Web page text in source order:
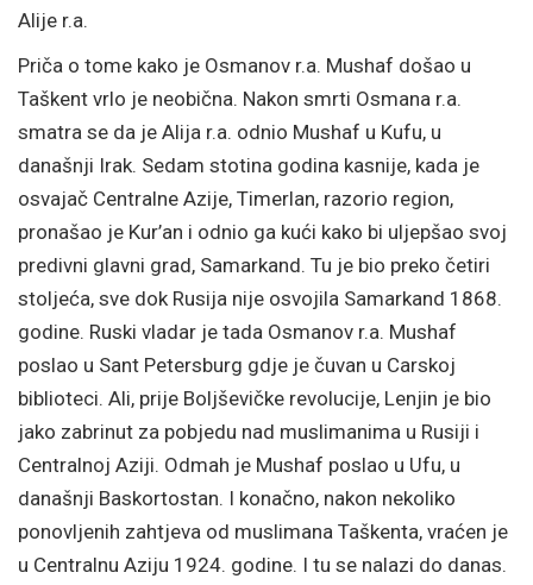
Alije r.a.
Priča o tome kako je Osmanov r.a. Mushaf došao u
Taškent vrlo je neobična. Nakon smrti Osmana r.a.
smatra se da je Alija r.a. odnio Mushaf u Kufu, u
današnji Irak. Sedam stotina godina kasnije, kada je
osvajač Centralne Azije, Timerlan, razorio region,
pronašao je Kur’an i odnio ga kući kako bi uljepšao svoj
predivni glavni grad, Samarkand. Tu je bio preko četiri
stoljeća, sve dok Rusija nije osvojila Samarkand 1868.
godine. Ruski vladar je tada Osmanov r.a. Mushaf
poslao u Sant Petersburg gdje je čuvan u Carskoj
biblioteci. Ali, prije Boljševičke revolucije, Lenjin je bio
jako zabrinut za pobjedu nad muslimanima u Rusiji i
Centralnoj Aziji. Odmah je Mushaf poslao u Ufu, u
današnji Baskortostan. I konačno, nakon nekoliko
ponovljenih zahtjeva od muslimana Taškenta, vraćen je
u Centralnu Aziju 1924. godine. I tu se nalazi do danas.